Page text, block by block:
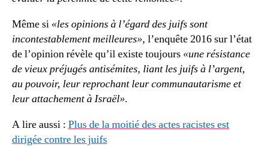
Même si «les opinions à l’égard des juifs sont
incontestablement meilleures», l’enquête 2016 sur l’état
de l’opinion révèle qu’il existe toujours «une résistance
de vieux préjugés antisémites, liant les juifs à l’argent,
au pouvoir, leur reprochant leur communautarisme et
leur attachement à Israël».
A lire aussi : Plus de la moitié des actes racistes est
dirigée contre les juifs